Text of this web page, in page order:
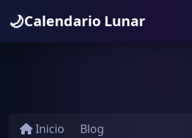
🌙Calendario Lunar
Inicio
Blog